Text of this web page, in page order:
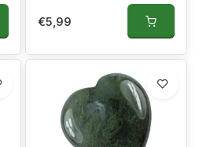
€5,99